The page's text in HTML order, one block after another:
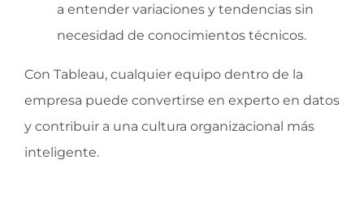
a entender variaciones y tendencias sin
necesidad de conocimientos técnicos.
Con Tableau, cualquier equipo dentro de la
empresa puede convertirse en experto en datos
y contribuir a una cultura organizacional más
inteligente.